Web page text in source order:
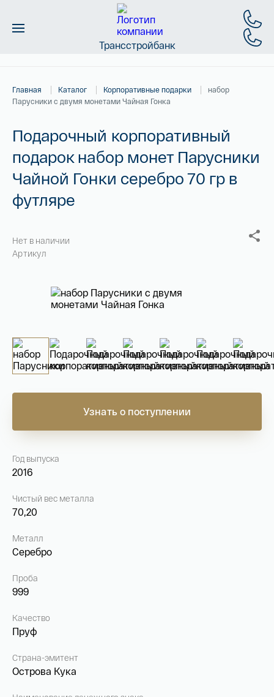
Трансстройбанк
Слитки
Новинки
Скидки
Контакты
800 50504 76
495 78682 78
Главная Каталог Корпоративные подарки
набор
Парусники с двумя монетами Чайная Гонка
Подарочный корпоративный
подарок набор монет Парусники
Чайной Гонки серебро 70 гр в
футляре
Нет в наличии
Артикул
Узнать о поступлении
Год выпуска
2016
Чистый вес металла
70,20
Металл
Серебро
Проба
999
Качество
Пруф
Страна-эмитент
Острова Кука